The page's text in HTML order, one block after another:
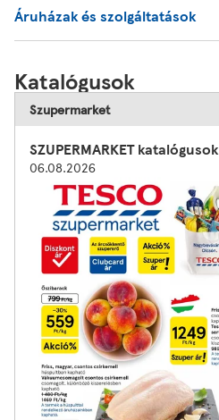
Áruházak és szolgáltatások
Katalógusok
Szupermarket
SZUPERMARKET katalógusok
06.08.2026